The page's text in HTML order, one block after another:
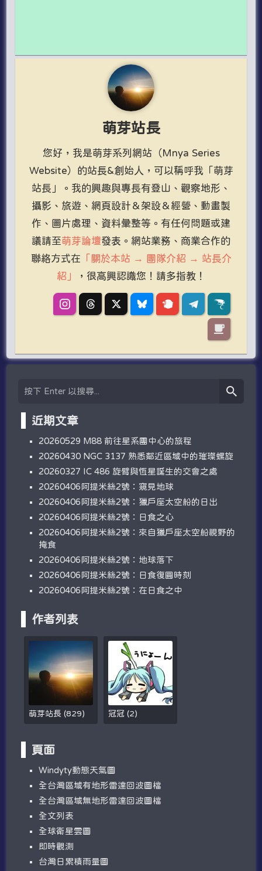
萌芽站長
您好，我是萌芽系列網站（Mnya Series
Website）的站長&創始人，可以稱呼我「萌芽
站長」。我的興趣與專長有登山、觀察地形、
攝影、旅遊、網頁設計＆架設＆經營、動畫製
作、圖片處理、資料彙整等。有任何問題或建
議請至萌芽論壇發表。網站業務、商業合作的
聯絡方式在 「關於本站 → 團隊介紹 → 站長介
紹」
，很高興認識您！請多指教！
近期文章
20260529 M88 前往星系團中心的旅程
20260430 NGC 3137 熟悉鄰近區域中的璀璨螺旋
20260327 IC 486 旋臂與恆星誕生的交會之處
20260406阿提米絲2號：窺見地球
20260406阿提米絲2號：獵戶座太空船的日出
20260406阿提米絲2號：日食之心
20260406阿提米絲2號：來自獵戶座太空船視野的
掩食
20260406阿提米絲2號：地球落下
20260406阿提米絲2號：日食復圓時刻
20260406阿提米絲2號：在日食之中
作者列表
萌芽站長(829) 冠冠(2)
頁面
W​​indyty動態天氣圖
全台灣區域有地形雷達回波圖檔
全台灣區域無地形雷達回波圖檔
全文列表
全球衛星雲圖
即時觀測
台灣日累積雨量圖